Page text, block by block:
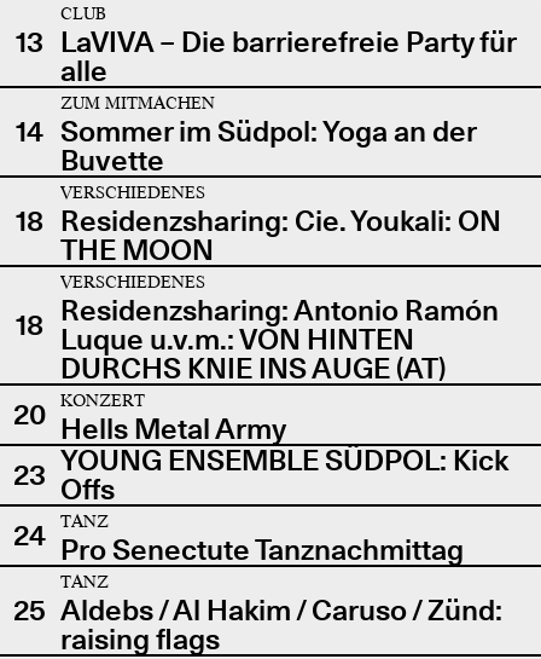
13
CLUB
LaVIVA – Die barrierefreie Party für
alle
14
ZUM MITMACHEN
Sommer im Südpol: Yoga an der
Buvette
18
VERSCHIEDENES
Residenzsharing: Cie. Youkali: ON
THE MOON
18
VERSCHIEDENES
Residenzsharing: Antonio Ramón
Luque u.v.m.: VON HINTEN
DURCHS KNIE INS AUGE (AT)
20
KONZERT
Hells Metal Army
23 YOUNG ENSEMBLE SÜDPOL: Kick
Offs
24
TANZ
Pro Senectute Tanznachmittag
25
TANZ
Aldebs / Al Hakim / Caruso / Zünd:
raising flags